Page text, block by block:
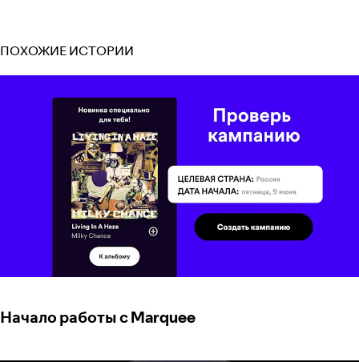
ПОХОЖИЕ ИСТОРИИ
Начало работы с Marquee